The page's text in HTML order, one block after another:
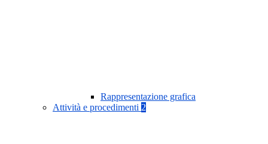
Rappresentazione grafica
Attività e procedimenti 2